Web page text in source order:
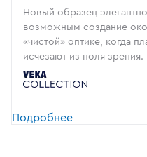
Новый образец
возможным создание
«чистой» оптике, когда
исчезают из поля зрения.
Подробнее